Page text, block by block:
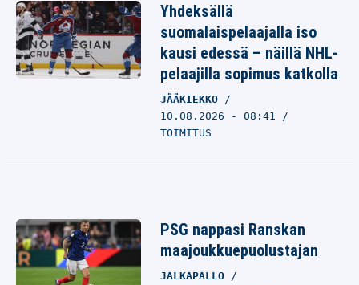
Yhdeksällä
suomalaispelaajalla iso
kausi edessä – näillä NHL-
pelaajilla sopimus katkolla
JÄÄKIEKKO
10.08.2026 - 08:41
TOIMITUS
PSG nappasi Ranskan
maajoukkuepuolustajan
JALKAPALLO